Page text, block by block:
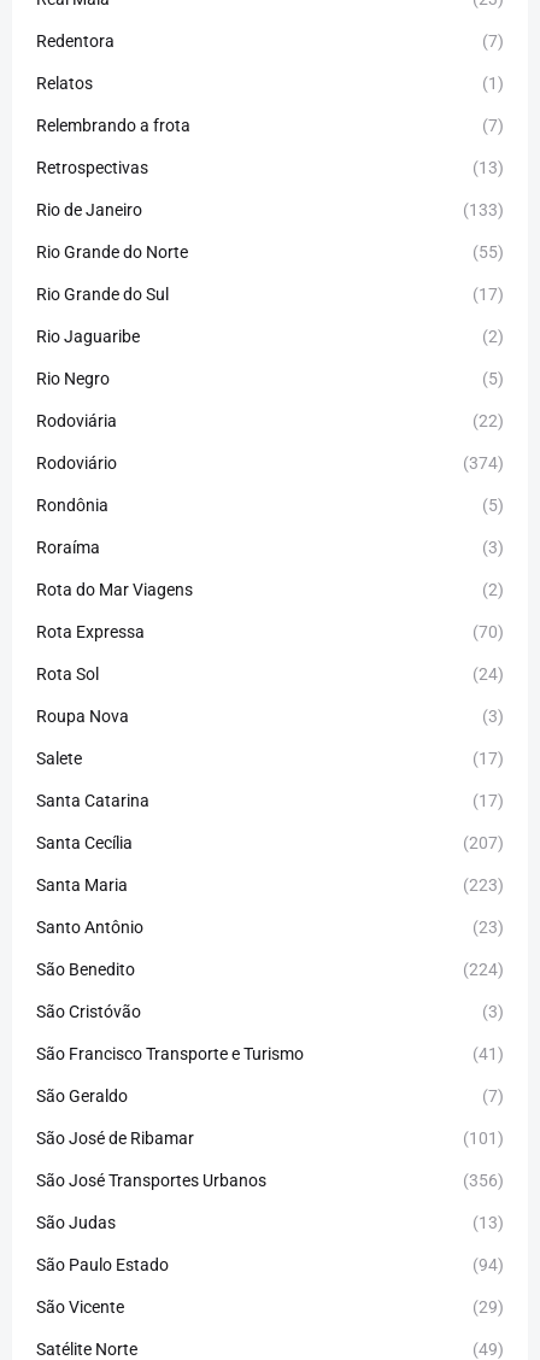
Redentora (7)
Relatos (1)
Relembrando a frota (7)
Retrospectivas (13)
Rio de Janeiro (133)
Rio Grande do Norte (55)
Rio Grande do Sul (17)
Rio Jaguaribe (2)
Rio Negro (5)
Rodoviária (22)
Rodoviário (374)
Rondônia (5)
Roraíma (3)
Rota do Mar Viagens (2)
Rota Expressa (70)
Rota Sol (24)
Roupa Nova (3)
Salete (17)
Santa Catarina (17)
Santa Cecília (207)
Santa Maria (223)
Santo Antônio (23)
São Benedito (224)
São Cristóvão (3)
São Francisco Transporte e Turismo (41)
São Geraldo (7)
São José de Ribamar (101)
São José Transportes Urbanos (356)
São Judas (13)
São Paulo Estado (94)
São Vicente (29)
Satélite Norte (49)